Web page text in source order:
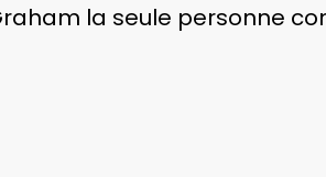
la seule personne